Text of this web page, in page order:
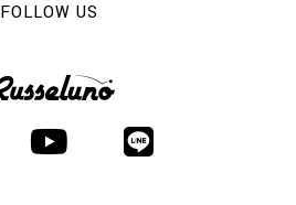
FOLLOW US